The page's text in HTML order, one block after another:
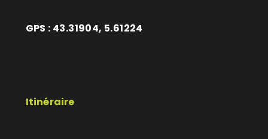
GPS : 43.31904, 5.61224
Itinéraire